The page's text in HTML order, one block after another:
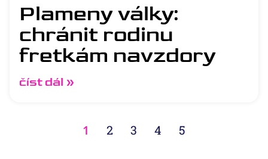
Plameny války:
chránit rodinu
fretkám navzdory
číst dál »
1 2 3 4 5